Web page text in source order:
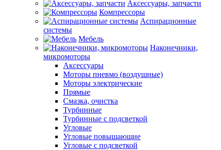
Аксессуары, запчасти
Компрессоры
Аспирационные
системы
Мебель
Наконечники,
микромоторы
Аксессуары
Моторы пневмо (воздушные)
Моторы электрические
Прямые
Смазка, очистка
Турбинные
Турбинные с подсветкой
Угловые
Угловые повышающие
Угловые с подсветкой